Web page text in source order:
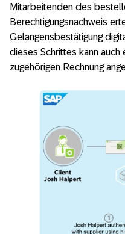
Mitarbeitenden des
Berechtigungsnachweis
Gelangensbestätigung
dieses Schrittes kann auch
zugehörigen Rechnung